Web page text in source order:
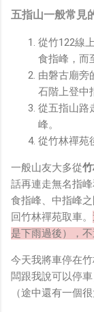
級傳完，從眼鏡
Socket 直接傳
耗據說也較大）
五指山一般常見
從竹122線
食指峰，而
由磐古廟旁
石階上登中
從五指山路
峰。
從竹林禪苑
一般山友大多從
話再連走無名指
食指峰、中指峰
回竹林禪苑取車。
是下雨過後），不
今天我將車停在
闆跟我說可以停
（途中還有一個